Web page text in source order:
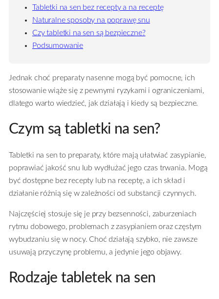
Tabletki na sen bez recepty a na receptę
Naturalne sposoby na poprawę snu
Czy tabletki na sen są bezpieczne?
Podsumowanie
Jednak choć preparaty nasenne mogą być pomocne, ich
stosowanie wiąże się z pewnymi ryzykami i ograniczeniami,
dlatego warto wiedzieć, jak działają i kiedy są bezpieczne.
Czym są tabletki na sen?
Tabletki na sen to preparaty, które mają ułatwiać zasypianie,
poprawiać jakość snu lub wydłużać jego czas trwania. Mogą
być dostępne bez recepty lub na receptę, a ich skład i
działanie różnią się w zależności od substancji czynnych.
Najczęściej stosuje się je przy bezsenności, zaburzeniach
rytmu dobowego, problemach z zasypianiem oraz częstym
wybudzaniu się w nocy. Choć działają szybko, nie zawsze
usuwają przyczynę problemu, a jedynie jego objawy.
Rodzaje tabletek na sen